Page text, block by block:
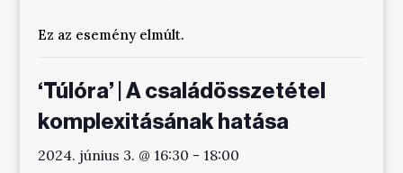
Ez az esemény elmúlt.
‘Túlóra’ | A családösszetétel
komplexitásának hatása
2024. június 3. @ 16:30 - 18:00